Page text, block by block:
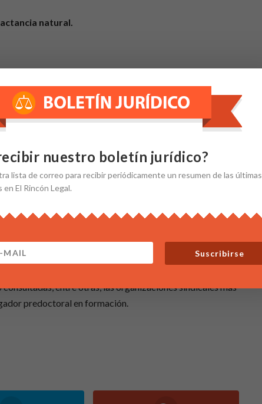
natural.
Estatuto de los Trabajadores, como medida de
género.
predoctoral
que se ha obtenido el título de doctorado en la fecha del
entre otras, las organizaciones sindicales más
predoctoral en formación.
nuestro boletín jurídico?
lista de correo para recibir periódicamente un resumen de las últimas
El Rincón Legal.
Suscribirse